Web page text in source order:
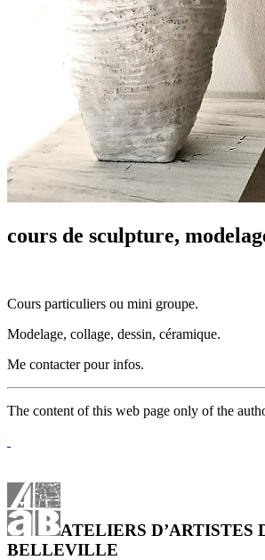
cours de sculpture,
Cours particuliers ou mini groupe.
Modelage, collage, dessin, céramique.
Me contacter pour infos.
The content of this web page only of the
ATELIERS D’ARTISTES
BELLEVILLE